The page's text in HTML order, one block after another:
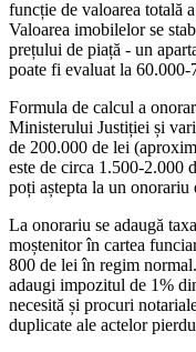
funcție de valoarea totală
Valoarea imobilelor se
prețului de piață - un
poate fi evaluat la
Formula de calcul a
Ministerului Justiției și
de 200.000 de lei
este de circa 1.500-2.000
poți aștepta la un
La onorariu se adaugă
moștenitor în cartea
800 de lei în regim
adaugi impozitul de 1%
necesită și procuri
duplicate ale actelor